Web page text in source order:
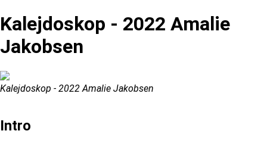
Kalejdoskop - 2022 Amalie
Jakobsen
Kalejdoskop - 2022 Amalie Jakobsen
Intro